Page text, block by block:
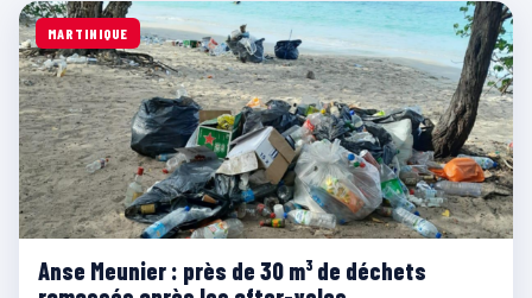
MARTINIQUE
Anse Meunier : près de 30 m³ de déchets